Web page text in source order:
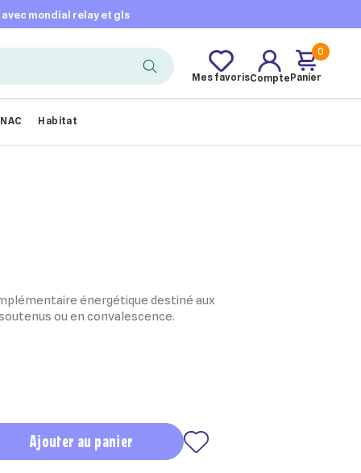
mondial relay et gls
Mes favorisCompte
0
Panier
NAC Habitat
énergétique destiné aux
ou en convalescence.
Ajouter au panier